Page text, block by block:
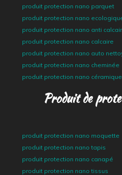
produit protection nano parquet
produit protection nano
produit protection nano anti
produit protection nano calcaire
produit protection nano auto
produit protection nano cheminée
produit protection nano céramique
Produit de
produit protection nano moquette
produit protection nano tapis
produit protection nano canapé
produit protection nano tissus